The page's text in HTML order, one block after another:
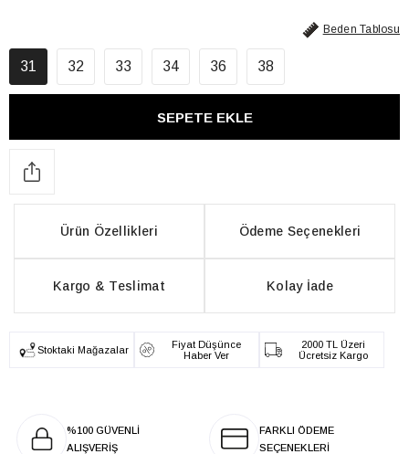
Beden Tablosu
31 32 33 34 36 38
Ürün Özellikleri Ödeme Seçenekleri
Kargo & Teslimat Kolay İade
Stoktaki Mağazalar
Fiyat Düşünce
Haber Ver
2000 TL Üzeri
Ücretsiz Kargo
%100 GÜVENLİ
ALIŞVERİŞ
FARKLI ÖDEME
SEÇENEKLERİ